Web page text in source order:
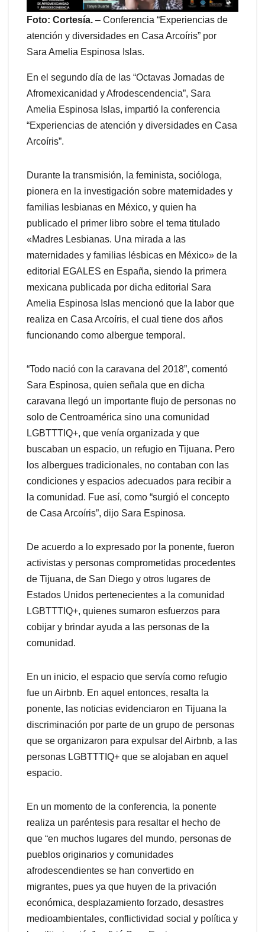
Foto: Cortesía. – Conferencia “Experiencias de
atención y diversidades en Casa Arcoíris” por
Sara Amelia Espinosa Islas.
En el segundo día de las “Octavas Jornadas de
Afromexicanidad y Afrodescendencia”, Sara
Amelia Espinosa Islas, impartió la conferencia
“Experiencias de atención y diversidades en Casa
Arcoíris”.
Durante la transmisión, la feminista, socióloga,
pionera en la investigación sobre maternidades y
familias lesbianas en México, y quien ha
publicado el primer libro sobre el tema titulado
«Madres Lesbianas. Una mirada a las
maternidades y familias lésbicas en México» de la
editorial EGALES en España, siendo la primera
mexicana publicada por dicha editorial Sara
Amelia Espinosa Islas mencionó que la labor que
realiza en Casa Arcoíris, el cual tiene dos años
funcionando como albergue temporal.
“Todo nació con la caravana del 2018”, comentó
Sara Espinosa, quien señala que en dicha
caravana llegó un importante flujo de personas no
solo de Centroamérica sino una comunidad
LGBTTTIQ+, que venía organizada y que
buscaban un espacio, un refugio en Tijuana. Pero
los albergues tradicionales, no contaban con las
condiciones y espacios adecuados para recibir a
la comunidad. Fue así, como “surgió el concepto
de Casa Arcoíris”, dijo Sara Espinosa.
De acuerdo a lo expresado por la ponente, fueron
activistas y personas comprometidas procedentes
de Tijuana, de San Diego y otros lugares de
Estados Unidos pertenecientes a la comunidad
LGBTTTIQ+, quienes sumaron esfuerzos para
cobijar y brindar ayuda a las personas de la
comunidad.
En un inicio, el espacio que servía como refugio
fue un Airbnb. En aquel entonces, resalta la
ponente, las noticias evidenciaron en Tijuana la
discriminación por parte de un grupo de personas
que se organizaron para expulsar del Airbnb, a las
personas LGBTTTIQ+ que se alojaban en aquel
espacio.
En un momento de la conferencia, la ponente
realiza un paréntesis para resaltar el hecho de
que “en muchos lugares del mundo, personas de
pueblos originarios y comunidades
afrodescendientes se han convertido en
migrantes, pues ya que huyen de la privación
económica, desplazamiento forzado, desastres
medioambientales, conflictividad social y política y